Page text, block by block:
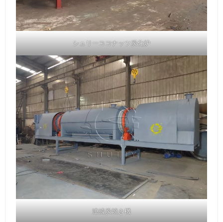
シュリーココナッツ炭化炉
連続炭焼き機